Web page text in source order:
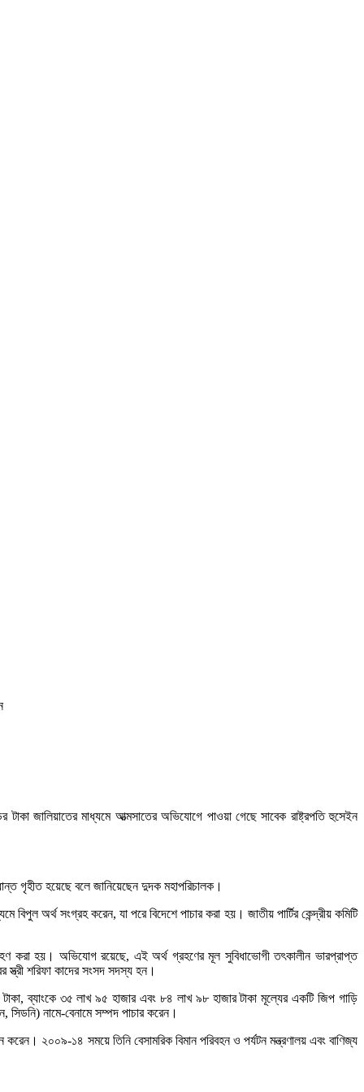
জালিয়াতের মাধ্যমে আত্মসাতের অভিযোগে পাওয়া গেছে সাবেক রাষ্ট্রপতি হুসেইন
গৃহীত হয়েছে বলে জানিয়েছেন দুদক মহাপরিচালক।
অর্থ সংগ্রহ করেন, যা পরে বিদেশে পাচার করা হয়। জাতীয় পার্টির কেন্দ্রীয় কমিটি
করা হয়। অভিযোগ রয়েছে, এই অর্থ গ্রহণের মূল সুবিধাভোগী তৎকালীন ভারপ্রাপ্ত
শরিফা কাদের সংসদ সদস্য হন।
ব্যাংকে ৩৫ লাখ ৯৫ হাজার এবং ৮৪ লাখ ৯৮ হাজার টাকা মূল্যের একটি জিপ গাড়ি
সিডনি) নামে-বেনামে সম্পদ পাচার করেন।
২০০৯-১৪ সময়ে তিনি বেসামরিক বিমান পরিবহন ও পর্যটন মন্ত্রণালয় এবং বাণিজ্য